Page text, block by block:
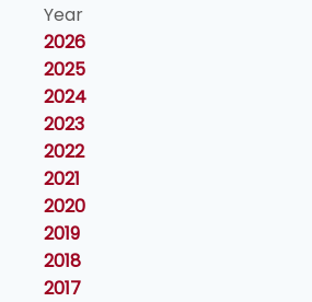
Year
2026
2025
2024
2023
2022
2021
2020
2019
2018
2017